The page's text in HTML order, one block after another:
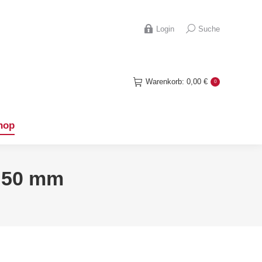
Login Search:
Suche
Warenkorb: 0,00 € 0
mm